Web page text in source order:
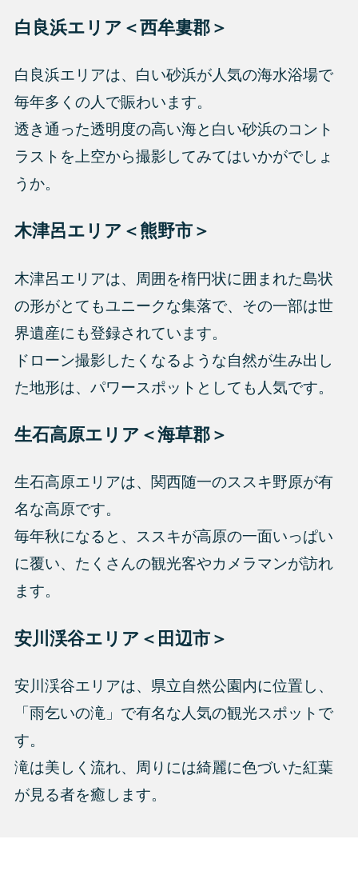
白良浜エリア＜西牟婁郡＞
白良浜エリアは、白い砂浜が人気の海水浴場で
毎年多くの人で賑わいます。
透き通った透明度の高い海と白い砂浜のコント
ラストを上空から撮影してみてはいかがでしょ
うか。
木津呂エリア＜熊野市＞
木津呂エリアは、周囲を楕円状に囲まれた島状
の形がとてもユニークな集落で、その一部は世
界遺産にも登録されています。
ドローン撮影したくなるような自然が生み出し
た地形は、パワースポットとしても人気です。
生石高原エリア＜海草郡＞
生石高原エリアは、関西随一のススキ野原が有
名な高原です。
毎年秋になると、ススキが高原の一面いっぱい
に覆い、たくさんの観光客やカメラマンが訪れ
ます。
安川渓谷エリア＜田辺市＞
安川渓谷エリアは、県立自然公園内に位置し、
「雨乞いの滝」で有名な人気の観光スポットで
す。
滝は美しく流れ、周りには綺麗に色づいた紅葉
が見る者を癒します。